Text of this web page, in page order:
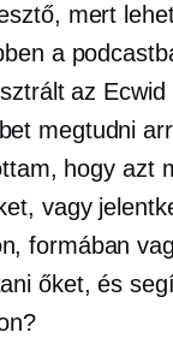
mert
a
az Ecwid
megtudni
hogy azt
vagy
formában
őket, és